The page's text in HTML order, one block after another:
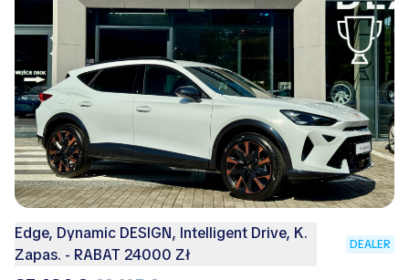
Edge, Dynamic DESIGN, Intelligent Drive, K.
Zapas. - RABAT 24000 Zł
DEALER